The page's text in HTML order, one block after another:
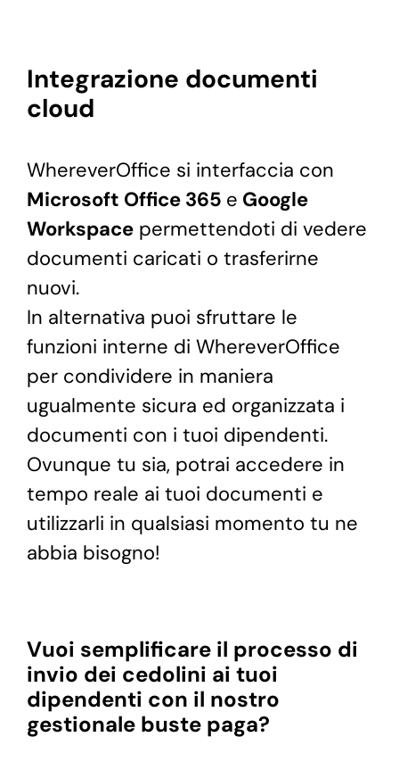
Integrazione documenti
cloud
WhereverOffice si interfaccia con
Microsoft Office 365 e Google
Workspace permettendoti di vedere
documenti caricati o trasferirne
nuovi.
In alternativa puoi sfruttare le
funzioni interne di WhereverOffice
per condividere in maniera
ugualmente sicura ed organizzata i
documenti con i tuoi dipendenti.
Ovunque tu sia, potrai accedere in
tempo reale ai tuoi documenti e
utilizzarli in qualsiasi momento tu ne
abbia bisogno!
Vuoi semplificare il processo di
invio dei cedolini ai tuoi
dipendenti con il nostro
gestionale buste paga?